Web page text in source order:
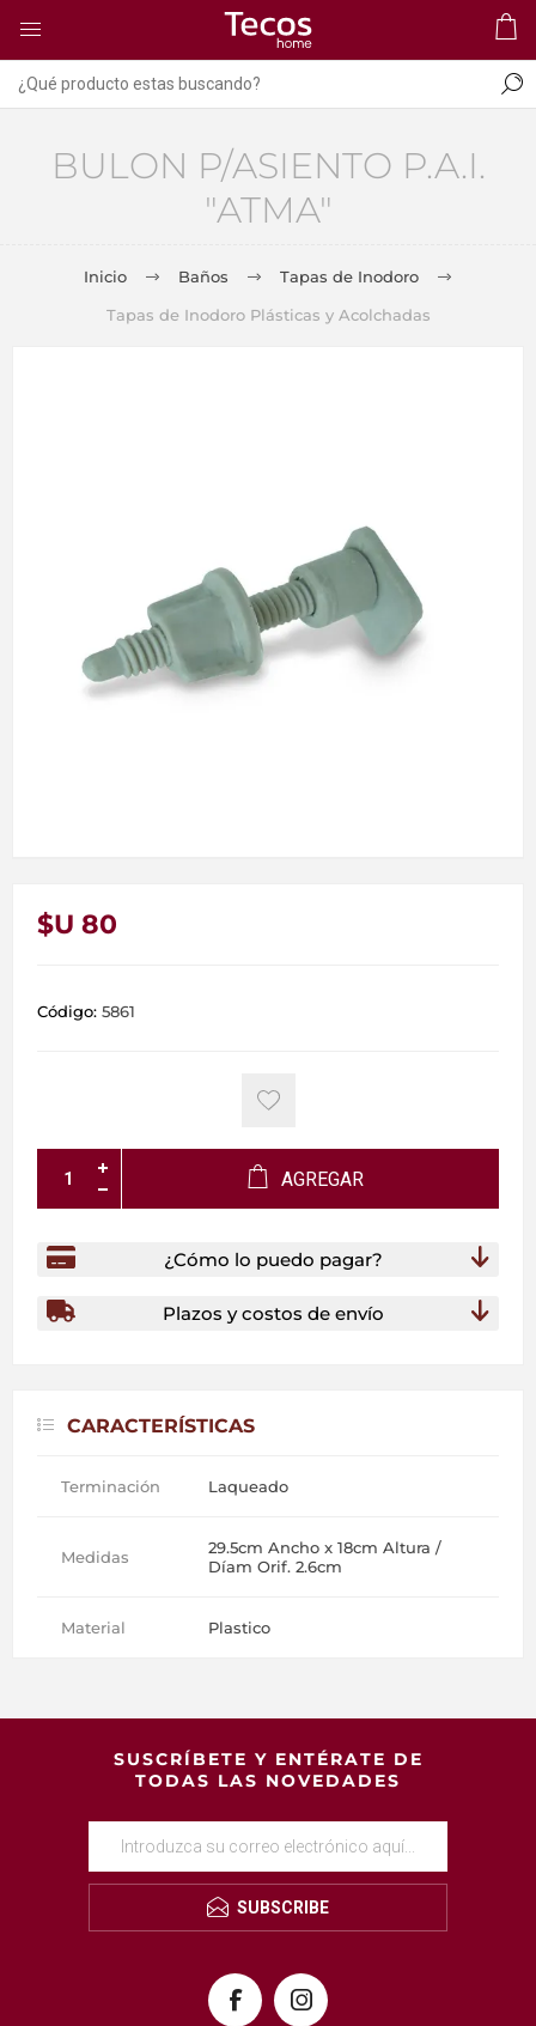
BULON P/ASIENTO P.A.I.
"ATMA"
Inicio Baños
Tapas de Inodoro
Tapas de Inodoro Plásticas y Acolchadas
$U 80
Código: 5861
AGREGAR
¿Cómo lo puedo pagar?
Plazos y costos de envío
CARACTERÍSTICAS
Terminación Laqueado
Medidas
29.5cm Ancho x 18cm Altura /
Díam Orif. 2.6cm
Material Plastico
SUSCRÍBETE Y ENTÉRATE DE
TODAS LAS NOVEDADES
SUBSCRIBE